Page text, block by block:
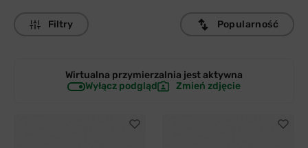
Filtry Popularność
Wirtualna przymierzalnia jestaktywna
Wyłącz podgląd
Zmień zdjęcie